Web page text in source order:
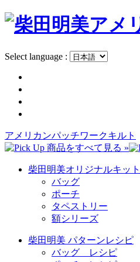
Select language :
アメリカンパッチワークキルト
柴田明美オリジナルキット
バッグ
ポーチ
タペストリー
額シリーズ
柴田明美 パターンレシピ
バッグ レシピ